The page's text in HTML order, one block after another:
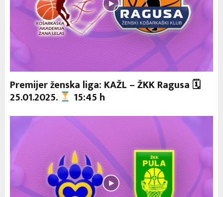
Premijer ženska liga: KAŽL – ŽKK Ragusa 🗓
25.01.2025. 15:45 h